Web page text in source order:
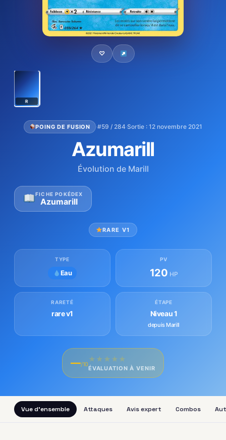
♡
R
POING DE FUSION ·#59 / 284·Sortie : 12 novembre 2021
Azumarill
Évolution de Marill
FICHE POKÉDEX
Azumarill
RARE V1
TYPE
Eau
PV
120 HP
RARETÉ
rare v1
ÉTAPE
Niveau 1
depuis Marill
—/10
★ ★ ★ ★ ★
ÉVALUATION À VENIR
Vue d'ensemble Attaques Avis expert Combos